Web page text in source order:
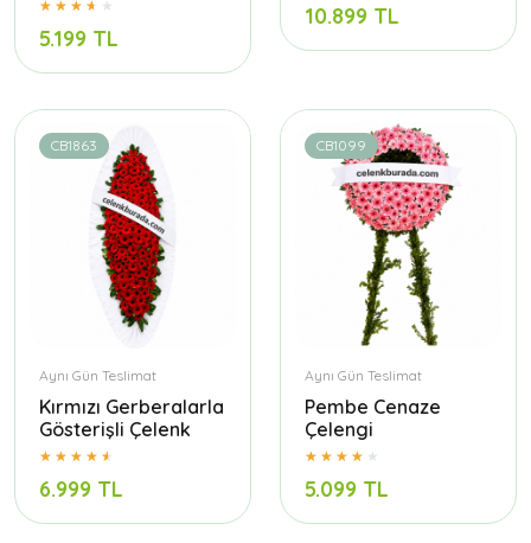
5.199 TL
10.899 TL
CB1863
Aynı Gün Teslimat
Kırmızı Gerberalarla
Gösterişli Çelenk
6.999 TL
CB1099
Aynı Gün Teslimat
Pembe Cenaze
Çelengi
5.099 TL